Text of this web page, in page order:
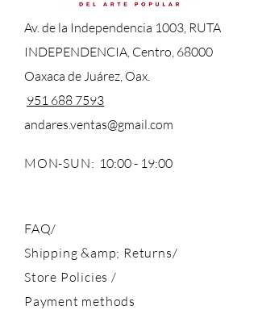
Av. de la Independencia 1003, RUTA
INDEPENDENCIA, Centro, 68000
Oaxaca de Juárez, Oax.
951 688 7593
andares.ventas@gmail.com
MON-SUN: 10:00 - 19:00
FAQ/
Shipping &amp; Returns/
Store Policies/
Payment methods